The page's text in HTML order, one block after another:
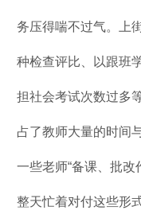
务压得喘不过气。上
种检查评比、以跟班
担社会考试次数过多
占了教师大量的时间
一些老师“备课、批改
整天忙着对付这些形